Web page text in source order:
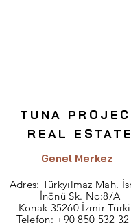
TUNA
REAL ESTATE
Genel Merkez
Adres: Türkyılmaz Mah.
İnönü Sk. No:8/A
Konak 35260 İzmir
Telefon: +90 850 532